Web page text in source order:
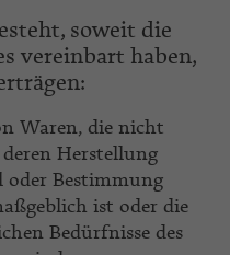
soweit die
vereinbart haben,
Waren, die nicht
Herstellung
oder Bestimmung
ist oder die
Bedürfnisse des